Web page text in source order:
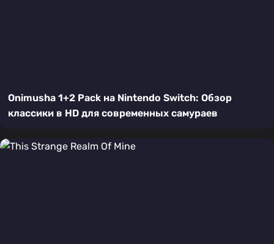
Onimusha 1+2 Pack на Nintendo Switch: Обзор
классики в HD для современных самураев